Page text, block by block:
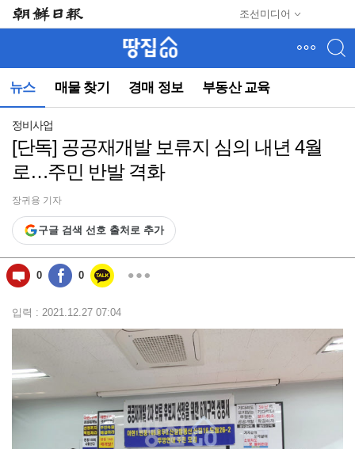
조선미디어
뉴스 매물 찾기 경매 정보 부동산 교육
뉴
(컨
동)
정비사업
[단독] 공공재개발 보류지 심의 내년 4월
로…주민 반발 격화
장귀용 기자
구글 검색 선호 출처로 추가
0 0
입력 : 2021.12.27 07:04